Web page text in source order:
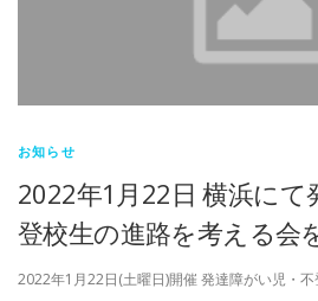
お知らせ
2022年1月22日 横浜にて
登校生の進路を考える会
2022年1月22日(土曜日)開催 発達障がい児・